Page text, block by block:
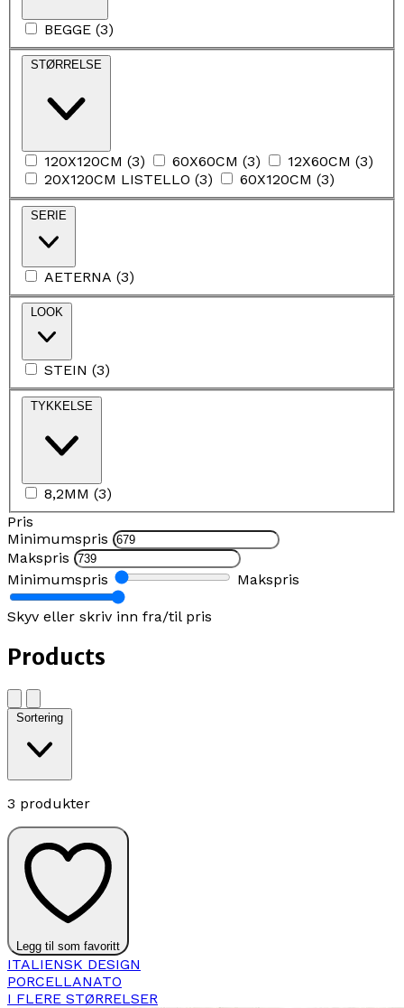
BEGGE (3)
STØRRELSE
120X120CM (3) 60X60CM (3) 12X60CM (3)
20X120CM LISTELLO (3) 60X120CM (3)
SERIE
AETERNA (3)
LOOK
STEIN (3)
TYKKELSE
8,2MM (3)
Pris
Minimumspris
Makspris
Minimumspris
Makspris
Skyv eller skriv inn fra/til pris
Products
Sortering
3 produkter
Legg til som favoritt
ITALIENSK DESIGN
PORCELLANATO
I FLERE STØRRELSER